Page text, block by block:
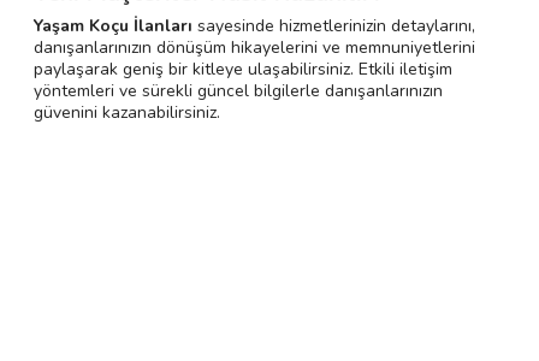
Yaşam Koçu İlanları sayesinde hizmetlerinizin detaylarını,
danışanlarınızın dönüşüm hikayelerini ve memnuniyetlerini
paylaşarak geniş bir kitleye ulaşabilirsiniz. Etkili iletişim
yöntemleri ve sürekli güncel bilgilerle danışanlarınızın
güvenini kazanabilirsiniz.